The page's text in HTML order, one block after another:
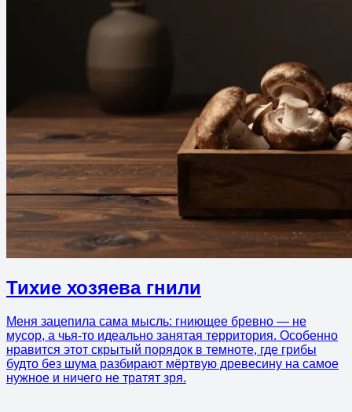
Тихие хозяева гнили
Меня зацепила сама мысль: гниющее бревно — не
мусор, а чья-то идеально занятая территория. Особенно
нравится этот скрытый порядок в темноте, где грибы
будто без шума разбирают мёртвую древесину на самое
нужное и ничего не тратят зря.